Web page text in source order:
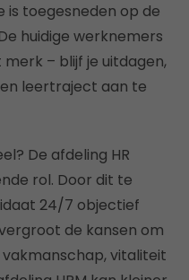
is toegesneden op de
huidige werknemers
– blijf je uitdagen,
leertraject aan te
De afdeling HR
rol. Door dit te
24/7 objectief
de kansen om
vitaliteit